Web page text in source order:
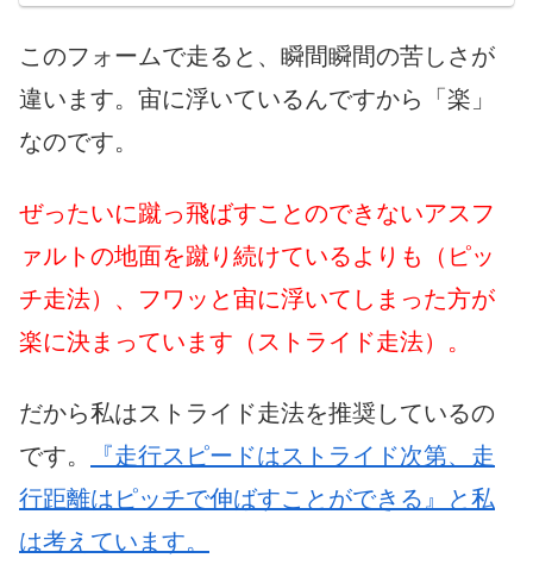
す。足はしかたなく着いているだけなのです。
このフォームで走ると、瞬間瞬間の苦しさが
違います。宙に浮いているんですから「楽」
なのです。
ぜったいに蹴っ飛ばすことのできないアスフ
ァルトの地面を蹴り続けているよりも（ピッ
チ走法）、フワッと宙に浮いてしまった方が
楽に決まっています（ストライド走法）。
だから私はストライド走法を推奨しているの
です。
『走行スピードはストライド次第、走
行距離はピッチで伸ばすことができる』と私
は考えています。